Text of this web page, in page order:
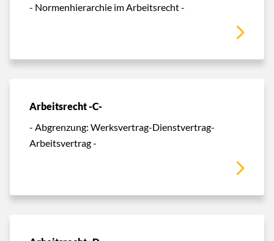
- Normenhierarchie im Arbeitsrecht -
Arbeitsrecht -C-
- Abgrenzung: Werksvertrag-Dienstvertrag-
Arbeitsvertrag -